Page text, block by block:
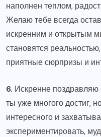
наполнен теплом,
Желаю тебе всегда
искренним и открытым
становятся
приятные сюрпризы и
6. Искренне поздравляю
ты уже многого достиг,
интересного и
экспериментировать,